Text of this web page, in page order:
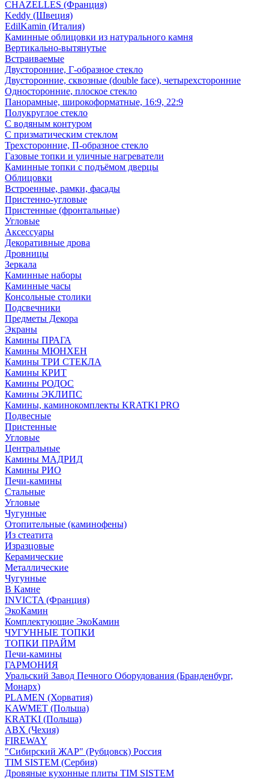
CHAZELLES (Франция)
Keddy (Швеция)
EdilKamin (Италия)
Каминные облицовки из натурального камня
Вертикально-вытянутые
Встраиваемые
Двусторонние, Г-образное стекло
Двусторонние, сквозные (double face), четырехсторонние
Односторонние, плоское стекло
Панорамные, широкоформатные, 16:9, 22:9
Полукруглое стекло
С водяным контуром
С призматическим стеклом
Трехсторонние, П-образное стекло
Газовые топки и уличные нагреватели
Каминные топки с подъёмом дверцы
Облицовки
Встроенные, рамки, фасады
Пристенно-угловые
Пристенные (фронтальные)
Угловые
Аксессуары
Декоративные дрова
Дровницы
Зеркала
Каминные наборы
Каминные часы
Консольные столики
Подсвечники
Предметы Декора
Экраны
Камины ПРАГА
Камины МЮНХЕН
Камины ТРИ СТЕКЛА
Камины КРИТ
Камины РОДОС
Камины ЭКЛИПС
Камины, каминокомплекты KRATKI PRO
Подвесные
Пристенные
Угловые
Центральные
Камины МАДРИД
Камины РИО
Печи-камины
Стальные
Угловые
Чугунные
Отопительные (каминофены)
Из стеатита
Изразцовые
Керамические
Металлические
Чугунные
В Камне
INVICTA (Франция)
ЭкоКамин
Комплектующие ЭкоКамин
ЧУГУННЫЕ ТОПКИ
ТОПКИ ПРАЙМ
Печи-камины
ГАРМОНИЯ
Уральский Завод Печного Оборудования (Бранденбург,
Монарх)
PLAMEN (Хорватия)
KAWMET (Польша)
KRATKI (Польша)
ABX (Чехия)
FIREWAY
"Сибирский ЖАР" (Рубцовск) Россия
TIM SISTEM (Сербия)
Дровяные кухонные плиты TIM SISTEM